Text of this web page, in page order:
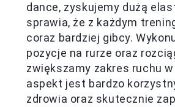
dance, zyskujemy dużą
sprawia, że z każdym
coraz bardziej gibcy.
pozycje na rurze oraz
zwiększamy zakres ruchu
aspekt jest bardzo
zdrowia oraz skutecznie